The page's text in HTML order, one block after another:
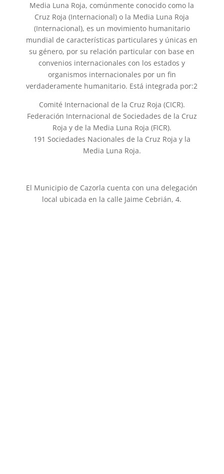
Media Luna Roja, comúnmente conocido como la
Cruz Roja (Internacional) o la Media Luna Roja
(Internacional), es un movimiento humanitario
mundial de características particulares y únicas en
su género, por su relación particular con base en
convenios internacionales con los estados y
organismos internacionales por un fin
verdaderamente humanitario. Está integrada por:2​
Comité Internacional de la Cruz Roja (CICR).
Federación Internacional de Sociedades de la Cruz
Roja y de la Media Luna Roja (FICR).
191 Sociedades Nacionales de la Cruz Roja y la
Media Luna Roja.
El Municipio de Cazorla cuenta con una delegación
local ubicada en la calle Jaime Cebrián, 4.